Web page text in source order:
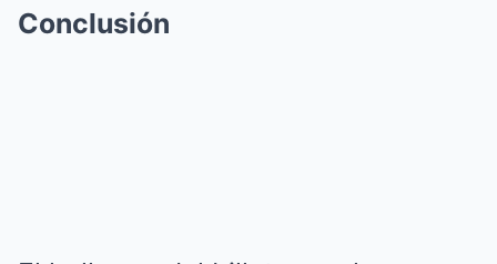
Conclusión